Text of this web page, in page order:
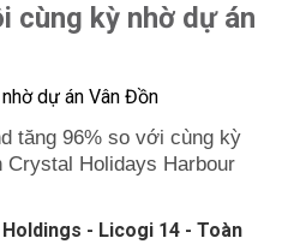
cùng kỳ nhờ dự án
tăng 96% so với cùng kỳ
Holidays Harbour
- Licogi 14 - Toàn